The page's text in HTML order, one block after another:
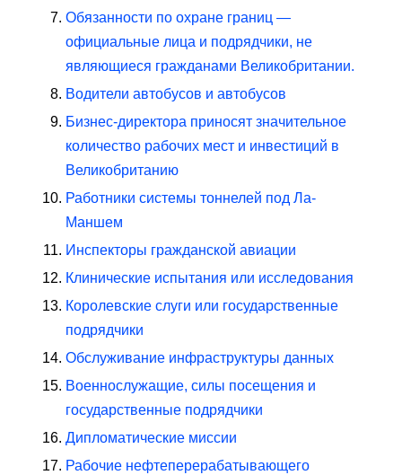
Обязанности по охране границ —
официальные лица и подрядчики, не
являющиеся гражданами Великобритании.
Водители автобусов и автобусов
Бизнес-директора приносят значительное
количество рабочих мест и инвестиций в
Великобританию
Работники системы тоннелей под Ла-
Маншем
Инспекторы гражданской авиации
Клинические испытания или исследования
Королевские слуги или государственные
подрядчики
Обслуживание инфраструктуры данных
Военнослужащие, силы посещения и
государственные подрядчики
Дипломатические миссии
Рабочие нефтеперерабатывающего